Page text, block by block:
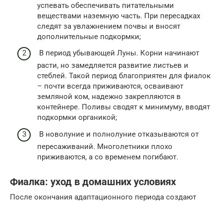
успевать обеспечивать питательными
веществами наземную часть. При пересадках
следят за увлажнением почвы и вносят
дополнительные подкормки;
В период убывающей Луны. Корни начинают
расти, но замедляется развитие листьев и
стеблей. Такой период благоприятен для фиалок
– почти всегда приживаются, осваивают
земляной ком, надежно закрепляются в
контейнере. Поливы сводят к минимуму, вводят
подкормки органикой;
В новолуние и полнолуние отказываются от
пересаживаний. Многолетники плохо
приживаются, а со временем погибают.
Фиалка: уход в домашних условиях
После окончания адаптационного периода создают